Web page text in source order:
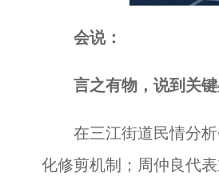
会说：
言之有物，说到关
在三江街道民情分析
化修剪机制；周仲良代